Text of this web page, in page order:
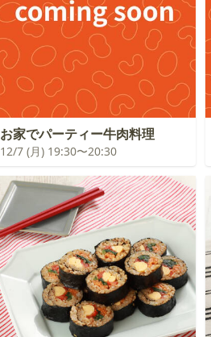
お家でパーティー牛肉料理
12/7 (月) 19:30〜20:30